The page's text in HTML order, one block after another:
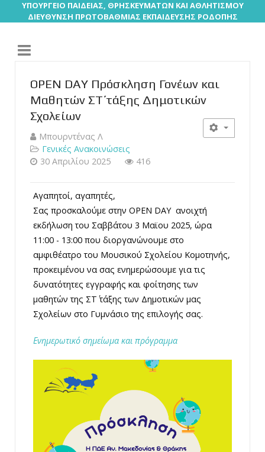
ΥΠΟΥΡΓΕΙΟ ΠΑΙΔΕΙΑΣ, ΘΡΗΣΚΕΥΜΑΤΩΝ ΚΑΙ ΑΘΛΗΤΙΣΜΟΥ
ΔΙΕΥΘΥΝΣΗ ΠΡΩΤΟΒΑΘΜΙΑΣ ΕΚΠΑΙΔΕΥΣΗΣ ΡΟΔΟΠΗΣ
OPEN DAY Πρόσκληση Γονέων και
Μαθητών ΣΤ΄ τάξης Δημοτικών
Σχολείων
Μπουρντένας Λ
Γενικές Ανακοινώσεις
30 Απριλίου 2025
416
Αγαπητοί, αγαπητές,
Σας προσκαλούμε στην OPEN DAY ανοιχτή
εκδήλωση του Σαββάτου 3 Μαϊου 2025, ώρα
11:00 - 13:00 που διοργανώνουμε στο
αμφιθέατρο του Μουσικού Σχολείου Κομοτηνής,
προκειμένου να σας ενημερώσουμε για τις
δυνατότητες εγγραφής και φοίτησης των
μαθητών της ΣΤ΄ τάξης των Δημοτικών μας
Σχολείων στο Γυμνάσιο της επιλογής σας.
Ενημερωτικό σημείωμα και πρόγραμμα